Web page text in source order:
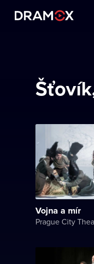
Vojna a mír
Prague City